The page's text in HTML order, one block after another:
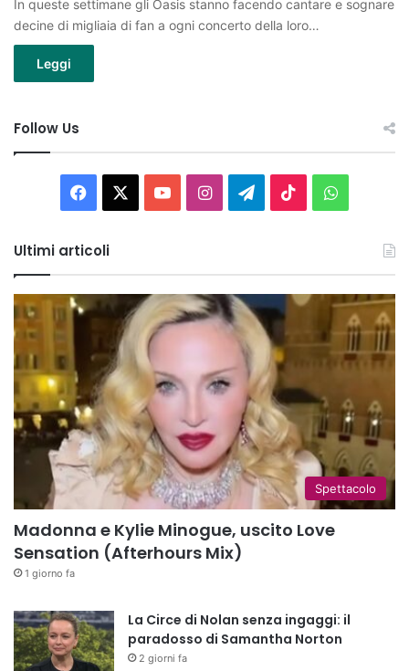
In queste settimane gli Oasis stanno facendo cantare e sognare
decine di migliaia di fan a ogni concerto della loro…
Leggi
Follow Us
Facebook You InstagramTelegram
TikTok
Ultimi articoli
Spettacolo
Madonna e Kylie Minogue, uscito Love
Sensation (Afterhours Mix)
1 giorno fa
La Circe di Nolan senza ingaggi: il
paradosso di Samantha Norton
2 giorni fa